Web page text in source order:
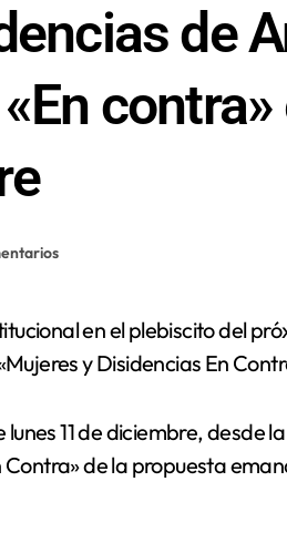
de
y Disidencias En
11 de diciembre, desde
de la propuesta